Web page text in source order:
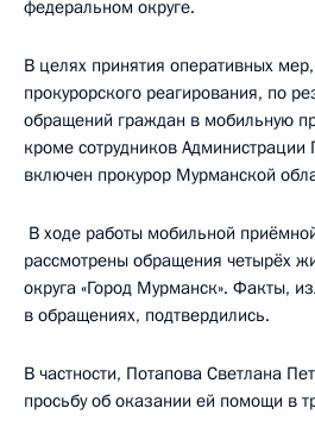
федеральном округе.
В целях принятия оперативных
прокурорского реагирования, по
обращений граждан в мобильную
кроме сотрудников Администрации
включен прокурор Мурманской
В ходе работы мобильной
рассмотрены обращения четырёх
округа «Город Мурманск». Факты,
в обращениях, подтвердились.
В частности, Потапова Светлана
просьбу об оказании ей помощи в